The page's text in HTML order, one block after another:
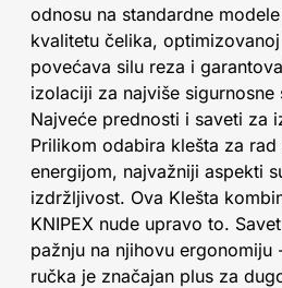
odnosu na standardne
kvalitetu čelika,
povećava silu reza i
izolaciji za najviše sigurnosne
Najveće prednosti i saveti za
Prilikom odabira klešta za rad
energijom, najvažniji aspekti
izdržljivost. Ova Klešta
KNIPEX nude upravo to.
pažnju na njihovu ergonomiju
ručka je značajan plus za